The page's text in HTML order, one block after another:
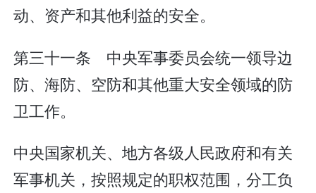
动、资产和其他利益的安全。
第三十一条 中央军事委员会统一领导边
防、海防、空防和其他重大安全领域的防
卫工作。
中央国家机关、地方各级人民政府和有关
军事机关，按照规定的职权范围，分工负